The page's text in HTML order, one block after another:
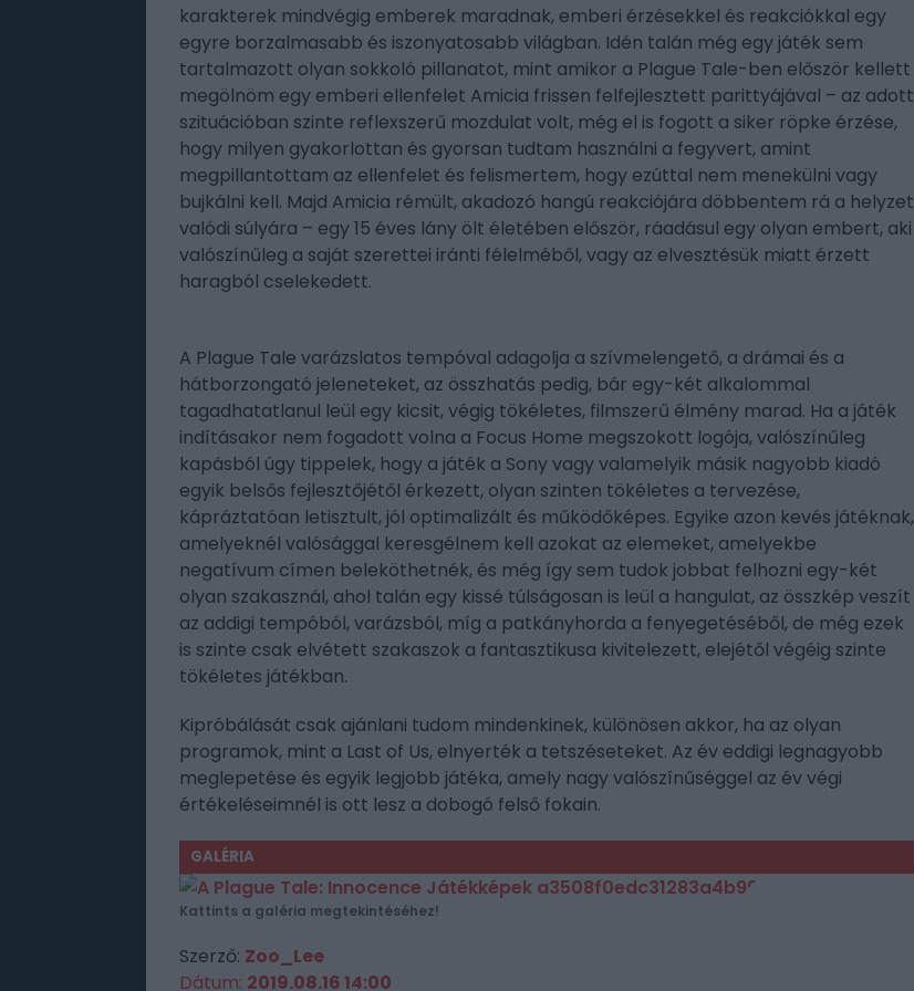
karakterek mindvégig emberek maradnak, emberi érzésekkel és reakciókkal egy
egyre borzalmasabb és iszonyatosabb világban. Idén talán még egy játék sem
tartalmazott olyan sokkoló pillanatot, mint amikor a Plague Tale-ben először kellett
megölnöm egy emberi ellenfelet Amicia frissen felfejlesztett parittyájával – az adott
szituációban szinte reflexszerű mozdulat volt, még el is fogott a siker röpke érzése,
hogy milyen gyakorlottan és gyorsan tudtam használni a fegyvert, amint
megpillantottam az ellenfelet és felismertem, hogy ezúttal nem menekülni vagy
bujkálni kell. Majd Amicia rémült, akadozó hangú reakciójára döbbentem rá a helyzet
valódi súlyára – egy 15 éves lány ölt életében először, ráadásul egy olyan embert, aki
valószínűleg a saját szerettei iránti félelméből, vagy az elvesztésük miatt érzett
haragból cselekedett.
A Plague Tale varázslatos tempóval adagolja a szívmelengető, a drámai és a
hátborzongató jeleneteket, az összhatás pedig, bár egy-két alkalommal
tagadhatatlanul leül egy kicsit, végig tökéletes, filmszerű élmény marad. Ha a játék
indításakor nem fogadott volna a Focus Home megszokott logója, valószínűleg
kapásból úgy tippelek, hogy a játék a Sony vagy valamelyik másik nagyobb kiadó
egyik belsős fejlesztőjétől érkezett, olyan szinten tökéletes a tervezése,
kápráztatóan letisztult, jól optimalizált és működőképes. Egyike azon kevés játéknak,
amelyeknél valósággal keresgélnem kell azokat az elemeket, amelyekbe
negatívum címen beleköthetnék, és még így sem tudok jobbat felhozni egy-két
olyan szakasznál, ahol talán egy kissé túlságosan is leül a hangulat, az összkép veszít
az addigi tempóból, varázsból, míg a patkányhorda a fenyegetéséből, de még ezek
is szinte csak elvétett szakaszok a fantasztikusa kivitelezett, elejétől végéig szinte
tökéletes játékban.
Kipróbálását csak ajánlani tudom mindenkinek, különösen akkor, ha az olyan
programok, mint a Last of Us, elnyerték a tetszéseteket. Az év eddigi legnagyobb
meglepetése és egyik legjobb játéka, amely nagy valószínűséggel az év végi
értékeléseimnél is ott lesz a dobogó felső fokain.
GALÉRIA
Kattints a galéria megtekintéséhez!
Szerző: Zoo_Lee
Dátum: 2019.08.16 14:00